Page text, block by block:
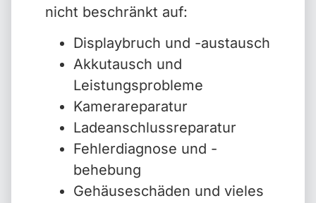
nicht beschränkt auf:
Displaybruch und -austausch
Akkutausch und
Leistungsprobleme
Kamerareparatur
Ladeanschlussreparatur
Fehlerdiagnose und -
behebung
Gehäuseschäden und vieles